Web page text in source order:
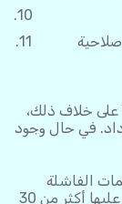
ما لم ينص القانون أو العرض المقدم من Yolla على خلاف ذلك،
في حال وجود
الفاشلة
بشرط ألا تتجاوز المكالمة 30 ثانية وألا يكون مرّ عليها أكثر من 30